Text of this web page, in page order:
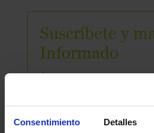
Consentimiento Detalles
Suscríbete y
Informado
conocer las últimas
artículos de interés de parte
equipo.